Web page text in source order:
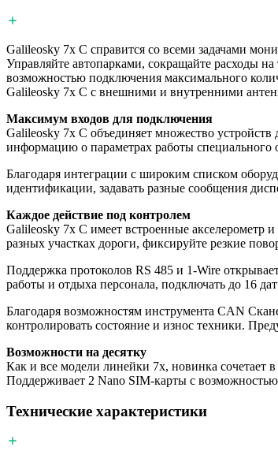
Galileosky 7x C справится со всеми задачами
Управляйте автопарками, сокращайте расходы
возможностью подключения максимального
Galileosky 7x C с внешними и внутренними
Максимум входов для подключения
Galileosky 7x C объединяет множество
информацию о параметрах работы специального
Благодаря интеграции с широким списком
идентификации, задавать разные сообщения
Каждое действие под контролем
Galileosky 7x C имеет встроенные
разных участках дороги, фиксируйте резкие
Поддержка протоколов RS 485 и 1-Wire
работы и отдыха персонала, подключать до 16
Благодаря возможностям инструмента CAN
контролировать состояние и износ техники.
Возможности на десятку
Как и все модели линейки 7x, новинка сочетает
Поддерживает 2 Nano SIM-карты с
Технические характеристики